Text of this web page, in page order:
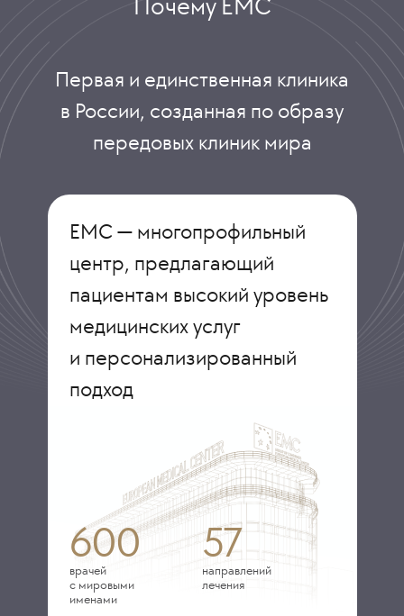
Первая и единственная клиника
в России, созданная по образу
передовых клиник мира
ЕМС — многопрофильный
центр, предлагающий
пациентам высокий уровень
медицинских услуг
и персонализированный
подход
600
врачей
с мировыми
именами
57
направлений
лечения